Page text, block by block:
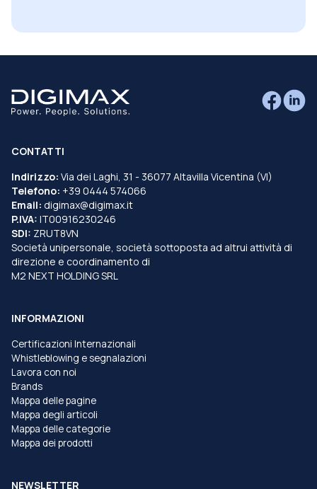
CONTATTI
Indirizzo: Via dei Laghi, 31 - 36077 Altavilla Vicentina (VI)
Telefono: +39 0444 574066
Email: digimax@digimax.it
P.IVA: IT00916230246
SDI: ZRUT8VN
Società unipersonale, società sottoposta ad altrui attività di
direzione e coordinamento di
M2 NEXT HOLDING SRL
INFORMAZIONI
Certificazioni Internazionali
Whistleblowing e segnalazioni
Lavora con noi
Brands
Mappa delle pagine
Mappa degli articoli
Mappa delle categorie
Mappa dei prodotti
NEWSLETTER